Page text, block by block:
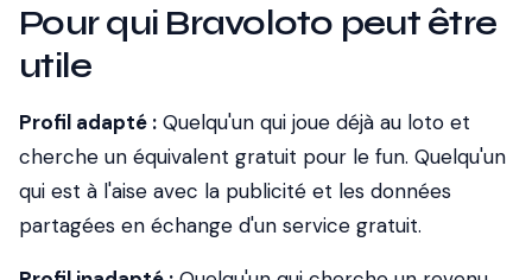
Pour qui Bravoloto peut être
utile
Profil adapté : Quelqu'un qui joue déjà au loto et
cherche un équivalent gratuit pour le fun. Quelqu'un
qui est à l'aise avec la publicité et les données
partagées en échange d'un service gratuit.